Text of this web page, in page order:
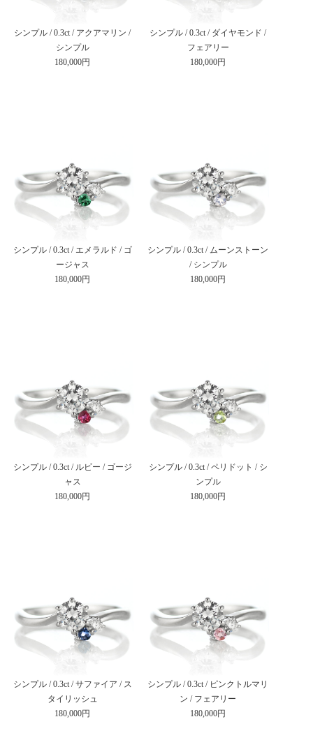
シンプル / 0.3ct / アクアマリン /
シンプル
180,000円
シンプル / 0.3ct / ダイヤモンド /
フェアリー
180,000円
シンプル / 0.3ct / エメラルド / ゴ
ージャス
180,000円
シンプル / 0.3ct / ムーンストーン
/ シンプル
180,000円
シンプル / 0.3ct / ルビー / ゴージ
ャス
180,000円
シンプル / 0.3ct / ペリドット / シ
ンプル
180,000円
シンプル / 0.3ct / サファイア / ス
タイリッシュ
180,000円
シンプル / 0.3ct / ピンクトルマリ
ン / フェアリー
180,000円